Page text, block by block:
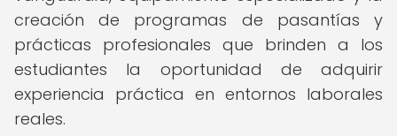
creación de programas de pasantías y
prácticas profesionales que brinden a los
estudiantes la oportunidad de adquirir
experiencia práctica en entornos laborales
reales.